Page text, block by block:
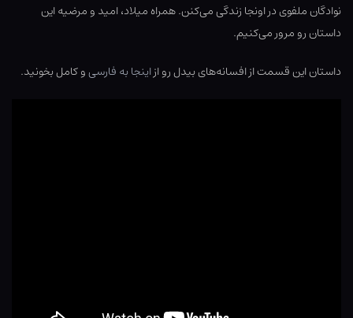
نوادگان ملفوی در اونجا زندگی می‌کنن. همراه میلاد، امید و مرضیه این
داستان رو مرور می‌کنیم.
داستان این قسمت از افسانه‌های بیدل رو ازاینجا به فارسیو کامل بخونید.